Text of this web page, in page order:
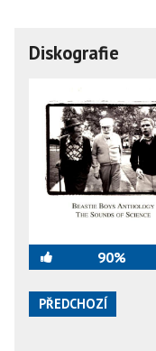
Diskografie
90%
PŘEDCHOZÍ